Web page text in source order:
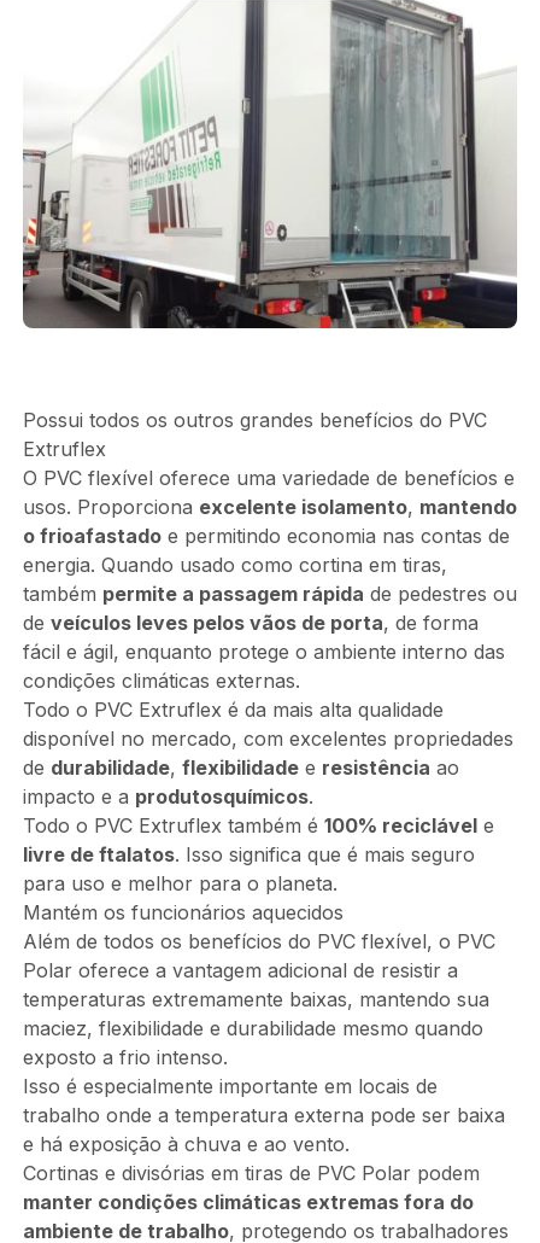
Possui todos os outros grandes benefícios do PVC
Extruflex
O PVC flexível oferece uma variedade de benefícios e
usos. Proporciona excelente isolamento, mantendo
o frioafastadoe permitindo economia nas contas de
energia. Quando usado como cortina em tiras,
também permite a passagem rápida de pedestres ou
de veículos leves pelos vãos de porta, de forma
fácil e ágil, enquanto protege o ambiente interno das
condições climáticas externas.
Todo o PVC Extruflex é da mais alta qualidade
disponível no mercado, com excelentes propriedades
de durabilidade, flexibilidadee resistência ao
impacto e a produtosquímicos.
Todo o PVC Extruflex também é 100% reciclávele
livre de ftalatos. Isso significa que é mais seguro
para uso e melhor para o planeta.
Mantém os funcionários aquecidos
Além de todos os benefícios do PVC flexível, o PVC
Polar oferece a vantagem adicional de resistir a
temperaturas extremamente baixas, mantendo sua
maciez, flexibilidade e durabilidade mesmo quando
exposto a frio intenso.
Isso é especialmente importante em locais de
trabalho onde a temperatura externa pode ser baixa
e há exposição à chuva e ao vento.
Cortinas e divisórias em tiras de PVC Polar podem
manter condições climáticas extremas fora do
ambiente de trabalho, protegendo os trabalhadores